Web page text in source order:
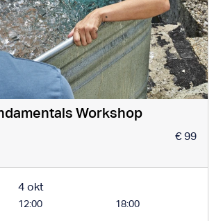
Workshop
€ 99
4 okt
12:00 18:00